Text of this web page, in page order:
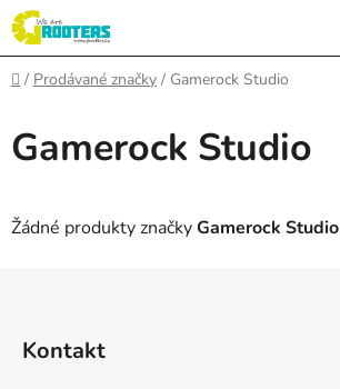
Přejít
na
obsah
Domů
/ Prodávané značky / Gamerock Studio
Gamerock Studio
Žádné produkty značkyGamerock Studio
Kontakt